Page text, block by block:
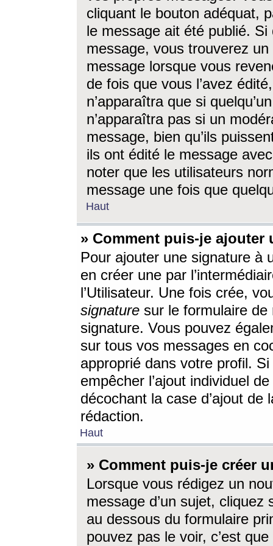
cliquant le bouton adéquat,
le message ait été publié. Si
message, vous trouverez
message lorsque vous
de fois que vous l’avez
n’apparaîtra que si
n’apparaîtra pas si un
message, bien qu’ils
ils ont édité le message
noter que les utilisateurs
message une fois que
Haut
» Comment puis-je ajouter
Pour ajouter une signature à
en créer une par
l’Utilisateur. Une fois crée,
signature sur le formulaire de
signature. Vous pouvez
sur tous vos messages en
approprié dans votre profil.
empêcher l’ajout individuel
décochant la case d’ajout
rédaction.
Haut
» Comment puis-je créer
Lorsque vous rédigez un
message d’un sujet, cliquez
au dessous du formulaire
pouvez pas le voir, c’est